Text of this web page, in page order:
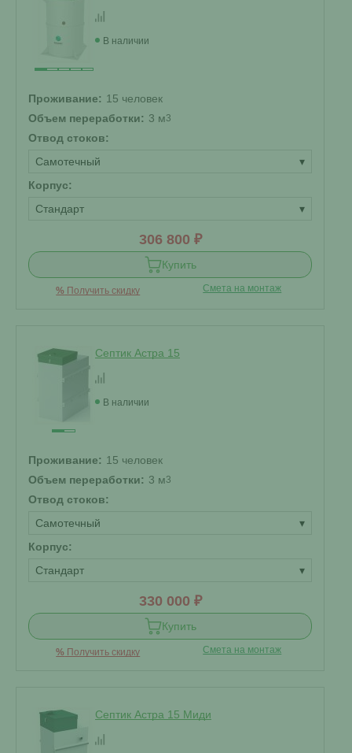
В наличии
Проживание: 15 человек
Объем переработки: 3 м3
Отвод стоков:
Самотечный
▾
Корпус:
Стандарт
▾
306 800 ₽
Купить
% Получить скидку Смета на монтаж
Септик Астра 15
В наличии
Проживание: 15 человек
Объем переработки: 3 м3
Отвод стоков:
Самотечный
▾
Корпус:
Стандарт
▾
330 000 ₽
Купить
% Получить скидку Смета на монтаж
Септик Астра 15 Миди